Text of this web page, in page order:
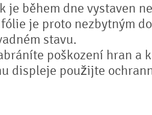
je během dne vystaven
je proto nezbytným
stavu.
poškození hran a
displeje použijte